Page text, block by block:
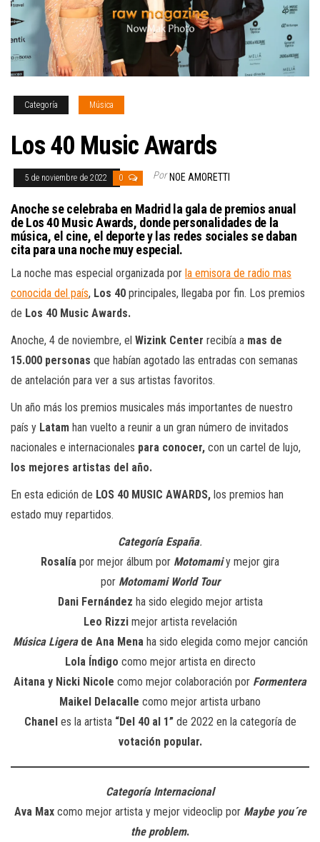
Categoría Música
Los 40 Music Awards
5 de noviembre de 2022 0 Por NOE AMORETTI
Anoche se celebraba en Madrid la gala de premios anual
de Los 40 Music Awards, donde personalidades de la
música, el cine, el deporte y las redes sociales se daban
cita para una noche muy especial.
La noche mas especial organizada por la emisora de radio mas
conocida del país, Los 40 principales, llegaba por fin. Los premios
de Los 40 Music Awards.
Anoche, 4 de noviembre, el Wizink Center recibía a mas de
15.000 personas que habían agotado las entradas con semanas
de antelación para ver a sus artistas favoritos.
Un año más los premios musicales más importantes de nuestro
país y Latam han vuelto a reunir a un gran número de invitados
nacionales e internacionales para conocer, con un cartel de lujo,
los mejores artistas del año.
En esta edición de LOS 40 MUSIC AWARDS, los premios han
estado muy repartidos.
Categoría España.
Rosalía por mejor álbum por Motomami y mejor gira
por Motomami World Tour
Dani Fernández ha sido elegido mejor artista
Leo Rizzimejor artista revelación
Música Ligerade Ana Mena ha sido elegida como mejor canción
Lola Índigo como mejor artista en directo
Aitana y Nicki Nicole como mejor colaboración por Formentera
Maikel Delacalle como mejor artista urbano
Chanel es la artista “Del 40 al 1”de 2022 en la categoría de
votación popular.
Categoría Internacional
Ava Maxcomo mejor artista y mejor videoclip por Maybe you´re
the problem.